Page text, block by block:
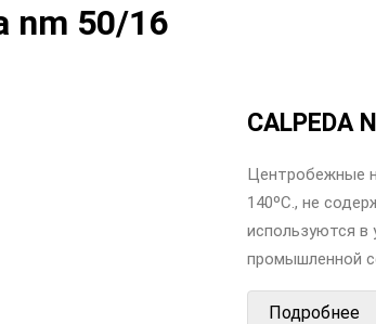
nm 50/16
CALPEDA
Центробежные
140ºС., не
используются в
промышленной
Подробнее